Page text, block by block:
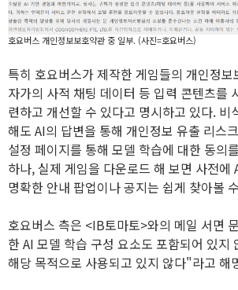
호요버스 개인정보보호약관 중 일부. (사진=호요버스)
특히 호요버스가 제작한 게임들의 개인정
자가의 사적 채팅 데이터 등 입력 콘텐츠를
련하고 개선할 수 있다고 명시하고 있다. 비
해도 AI의 답변을 통해 개인정보 유출 리스
설정 페이지를 통해 모델 학습에 대한 동의
하나, 실제 게임을 다운로드 해 보면 사전에
명확한 안내 팝업이나 공지는 쉽게 찾아볼
호요버스 측은 <IB토마토>와의 메일 서면
한 AI 모델 학습 구성 요소도 포함되어 있지
해당 목적으로 사용되고 있지 않다"라고 해